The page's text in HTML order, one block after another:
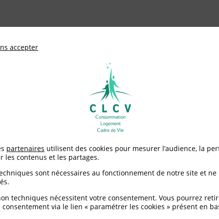
de défense des consommateurs et
Environnement / Santé
> Retour à 3 opérateurs de téléphonie : risque de hausse des
de téléphonie :
accepter
partenaires utilisent des cookies pour mesurer l’audience, la
les contenus et les partages.
sont nécessaires au fonctionnement de notre site et ne
techniques nécessitent votre consentement. Vous pourrez
via le lien « paramétrer les cookies » présent en